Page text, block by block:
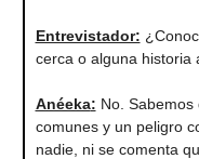
Entrevistador:
cerca o alguna historia
Anéeka: No.
comunes y un peligro
nadie, ni se comenta